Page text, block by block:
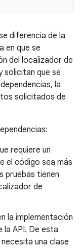
diferencia de la
en que se
del localizador de
solicitan que se
la
solicitados de
requiere un
el código sea más
pruebas tienen
de
la implementación
la API. De esta
una clase